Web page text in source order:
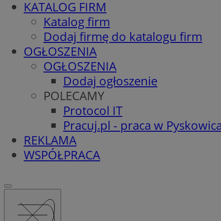
KATALOG FIRM
Katalog firm
Dodaj firmę do katalogu firm
OGŁOSZENIA
OGŁOSZENIA
Dodaj ogłoszenie
POLECAMY
Protocol IT
Pracuj.pl - praca w
REKLAMA
WSPÓŁPRACA